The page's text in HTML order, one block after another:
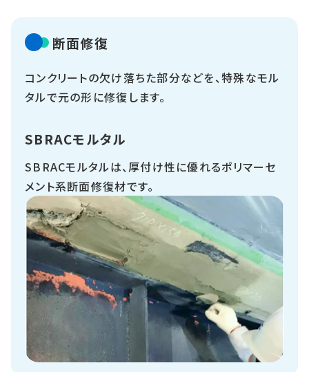
断面修復
コンクリートの欠け落ちた部分などを、特殊なモル
タルで元の形に修復します。
SBRACモルタル
SBRACモルタルは、厚付け性に優れるポリマーセ
メント系断面修復材です。